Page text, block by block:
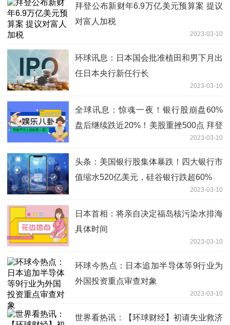
拜登公布新财年6.9万亿美元预算案 提议
对富人加税
2023-03-10
环球讯息：日本国会批准植田和男下月出
任日本央行新任行长
2023-03-10
全球讯息：惊魂一夜！银行股崩盘60%
盘后继续跌近20%！美股重挫500点 拜登
2023-03-10
头条：美国银行股集体暴跌！四大银行市
值缩水520亿美元，硅谷银行跌超60%
2023-03-10
日本首相：将亲自决定福岛核污染水排海
具体时间
2023-03-10
环球今热点：日本追加半导体等9行业为
外国投资重点审查对象
2023-03-10
世界看热讯：【环球财经】初请失业救济